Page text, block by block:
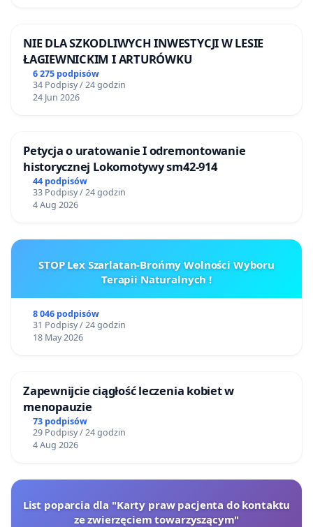
NIE DLA SZKODLIWYCH INWESTYCJI W LESIE
ŁAGIEWNICKIM I ARTURÓWKU
6 275 podpisów
34 Podpisy / 24 godzin
24 Jun 2026
Petycja o uratowanie I odremontowanie
historycznej Lokomotywy sm42-914
44 podpisów
33 Podpisy / 24 godzin
4 Aug 2026
STOP Lex Szarlatan-Brońmy Wolności Wyboru
Terapii Naturalnych !
8 046 podpisów
31 Podpisy / 24 godzin
18 May 2026
Zapewnijcie ciągłość leczenia kobiet w
menopauzie
73 podpisów
29 Podpisy / 24 godzin
4 Aug 2026
List poparcia dla "Karty praw pacjenta do kontaktu
ze zwierzęciem towarzyszącym"